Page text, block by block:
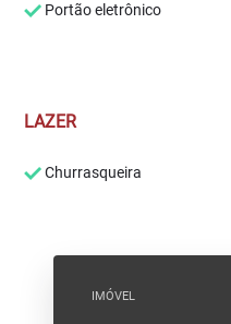
Portão eletrônico
LAZER
Churrasqueira
IMÓVEL